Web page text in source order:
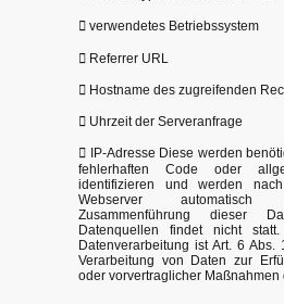
 verwendetes Betriebssystem
 Referrer URL
 Hostname des zugreifenden
 Uhrzeit der Serveranfrage
 IP-Adresse Diese werden
fehlerhaften Code oder
identifizieren und werden
Webserver
Zusammenführung dieser
Datenquellen findet nicht
Datenverarbeitung ist Art. 6 Abs.
Verarbeitung von Daten zur
oder vorvertraglicher Maßnahmen